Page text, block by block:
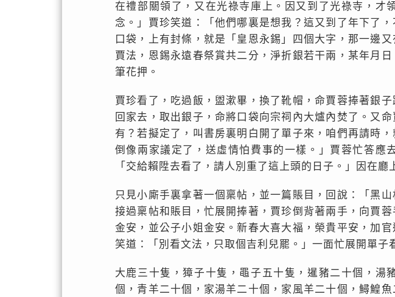
在禮部關領了，又在光祿寺庫上。因又到了光祿寺，才
念。」賈珍笑道：「他們哪裏是想我？這又到了年下了
口袋，上有封條，就是「皇恩永錫」四個大字，那一邊
賈法，恩錫永遠春祭賞共二分，淨折銀若干兩，某年月
筆花押。
賈珍看了，吃過飯，盥漱畢，換了靴帽，命賈蓉捧著銀
回家去，取出銀子，命將口袋向宗祠內大爐內焚了。又
有？若擬定了，叫書房裏明白開了單子來，咱們再請時
倒像兩家議定了，送虛情怕費事的一樣。」賈蓉忙答應
「交給賴陞去看了，請人別重了這上頭的日子。」因在
只見小廝手裏拿著一個稟帖，並一篇賬目，回說：「黑
接過稟帖和賬目，忙展開捧著，賈珍倒背著兩手，向賈
金安，並公子小姐金安。新春大喜大福，榮貴平安，加
笑道：「別看文法，只取個吉利兒罷。」一面忙展開單子
大鹿三十隻，獐子十隻，黽子五十隻，暹豬二十個，湯
個，青羊二十個，家湯羊二十個，家風羊二十個，鱘鰉